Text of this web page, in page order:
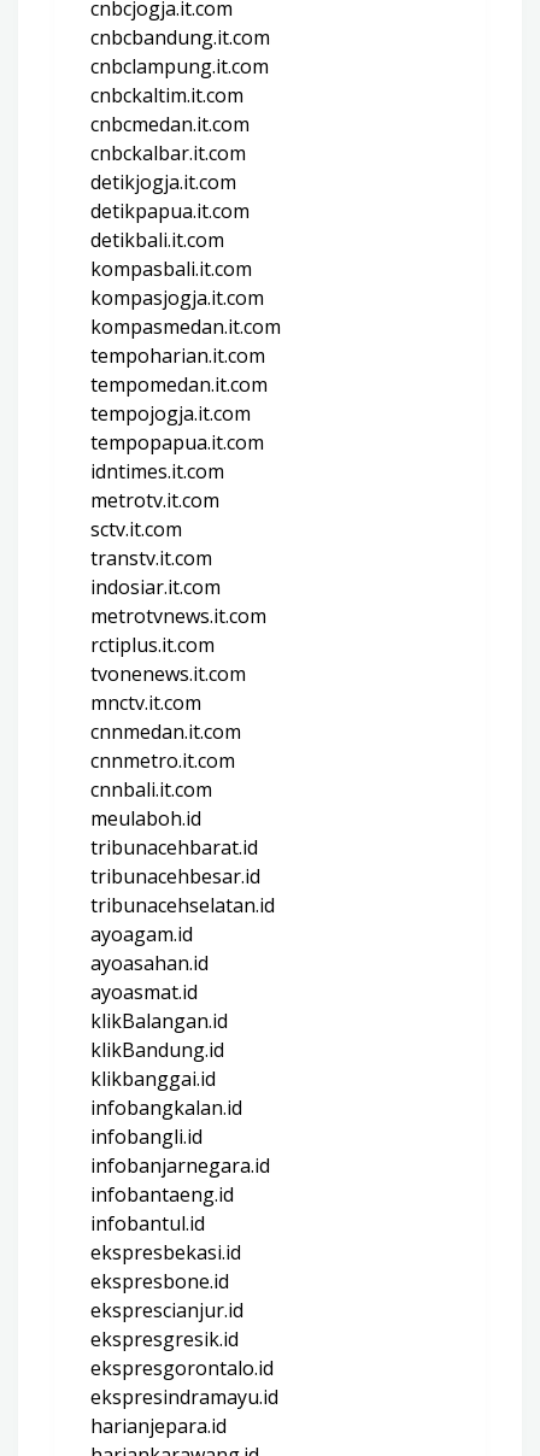
cnbcjogja.it.com
cnbcbandung.it.com
cnbclampung.it.com
cnbckaltim.it.com
cnbcmedan.it.com
cnbckalbar.it.com
detikjogja.it.com
detikpapua.it.com
detikbali.it.com
kompasbali.it.com
kompasjogja.it.com
kompasmedan.it.com
tempoharian.it.com
tempomedan.it.com
tempojogja.it.com
tempopapua.it.com
idntimes.it.com
metrotv.it.com
sctv.it.com
transtv.it.com
indosiar.it.com
metrotvnews.it.com
rctiplus.it.com
tvonenews.it.com
mnctv.it.com
cnnmedan.it.com
cnnmetro.it.com
cnnbali.it.com
meulaboh.id
tribunacehbarat.id
tribunacehbesar.id
tribunacehselatan.id
ayoagam.id
ayoasahan.id
ayoasmat.id
klikBalangan.id
klikBandung.id
klikbanggai.id
infobangkalan.id
infobangli.id
infobanjarnegara.id
infobantaeng.id
infobantul.id
ekspresbekasi.id
ekspresbone.id
eksprescianjur.id
ekspresgresik.id
ekspresgorontalo.id
ekspresindramayu.id
harianjepara.id